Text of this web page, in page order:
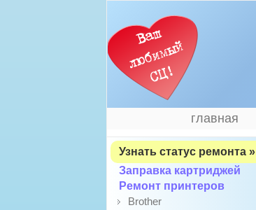
главная
Узнать статус ремонта »
Заправка картриджей
Ремонт принтеров
Brother